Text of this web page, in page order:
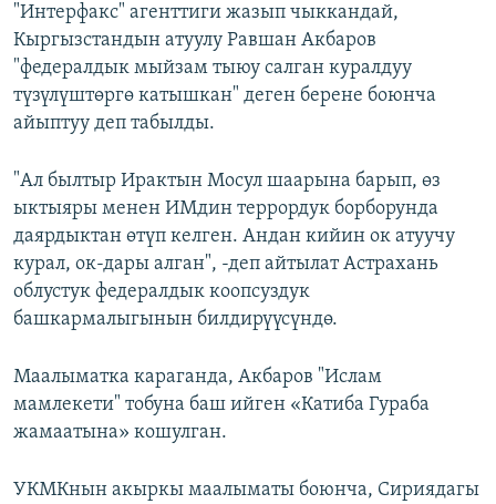
АЗАТТЫК+
ЫҢГАЙСЫЗ СУРООЛОР
ЭЕ/АРнун бардык сайттары
"Интерфакс" агенттиги жазып чыккандай,
Кыргызстандын атуулу Равшан Акбаров
"федералдык мыйзам тыюу салган куралдуу
түзүлүштөргө катышкан" деген берене боюнча
айыптуу деп табылды.
"Ал былтыр Ирактын Мосул шаарына барып, өз
ыктыяры менен ИМдин террордук борборунда
даярдыктан өтүп келген. Андан кийин ок атуучу
курал, ок-дары алган", -деп айтылат Астрахань
облустук федералдык коопсуздук
башкармалыгынын билдирүүсүндө.
Маалыматка караганда, Акбаров "Ислам
мамлекети" тобуна баш ийген «Катиба Гураба
жамаатына» кошулган.
УКМКнын акыркы маалыматы боюнча, Сириядагы